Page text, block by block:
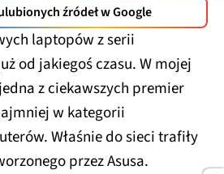
źródeł w Google
laptopów z serii
od jakiegoś czasu. W mojej
z ciekawszych premier
w kategorii
Właśnie do sieci trafiły
przez Asusa.